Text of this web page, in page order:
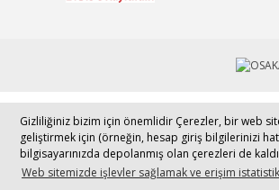
Gizliliğiniz bizim için önemlidir Çerezler, bir web
geliştirmek için (örneğin, hesap giriş bilgilerinizi
bilgisayarınızda depolanmış olan çerezleri de
Web sitemizde işlevler sağlamak ve erişim
Tek Tıkla Ödeme Kolaylığı
7/24 Canlı Destek
%100 Sorunsuz Alışveriş